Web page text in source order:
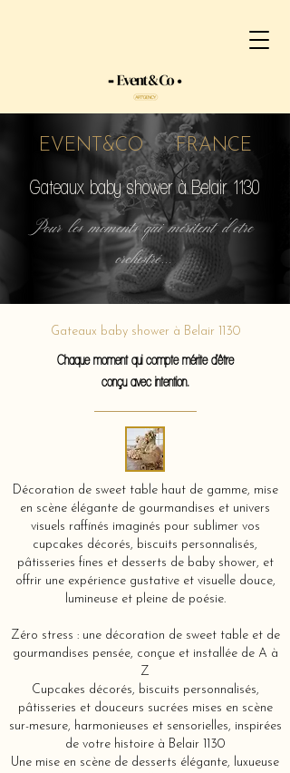
EVENT&CO FRANCE
Gateaux baby shower à Belair 1130
Pour les moments qui méritent d'etre
orchestré...
Gateaux baby shower à Belair 1130
Chaque moment qui compte mérite d'être
conçu avec intention.
Décoration de sweet table haut de gamme, mise
en scène élégante de gourmandises et univers
visuels raffinés imaginés pour sublimer vos
cupcakes décorés, biscuits personnalisés,
pâtisseries fines et desserts de baby shower, et
offrir une expérience gustative et visuelle douce,
lumineuse et pleine de poésie.
Zéro stress : une décoration de sweet table et de
gourmandises pensée, conçue et installée de A à
Z
Cupcakes décorés, biscuits personnalisés,
pâtisseries et douceurs sucrées mises en scène
sur-mesure, harmonieuses et sensorielles, inspirées
de votre histoire à Belair 1130
Une mise en scène de desserts élégante, luxueuse